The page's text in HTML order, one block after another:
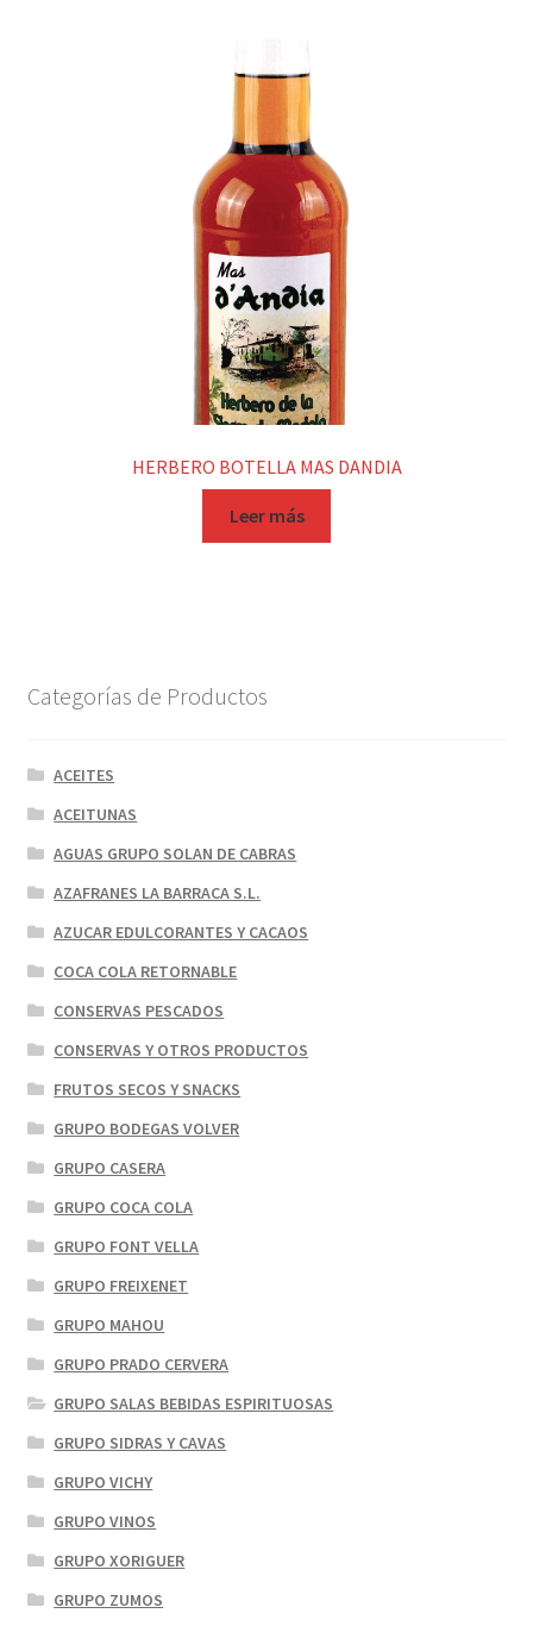
HERBERO BOTELLA MAS DANDIA
Leer más
Categorías de Productos
ACEITES
ACEITUNAS
AGUAS GRUPO SOLAN DE CABRAS
AZAFRANES LA BARRACA S.L.
AZUCAR EDULCORANTES Y CACAOS
COCA COLA RETORNABLE
CONSERVAS PESCADOS
CONSERVAS Y OTROS PRODUCTOS
FRUTOS SECOS Y SNACKS
GRUPO BODEGAS VOLVER
GRUPO CASERA
GRUPO COCA COLA
GRUPO FONT VELLA
GRUPO FREIXENET
GRUPO MAHOU
GRUPO PRADO CERVERA
GRUPO SALAS BEBIDAS ESPIRITUOSAS
GRUPO SIDRAS Y CAVAS
GRUPO VICHY
GRUPO VINOS
GRUPO XORIGUER
GRUPO ZUMOS